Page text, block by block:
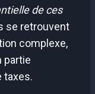
de ces
se retrouvent
complexe,
partie
taxes.